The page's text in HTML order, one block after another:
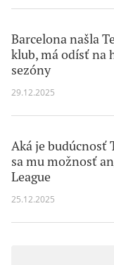
Barcelona našla
klub, má odísť na
sezóny
29.12.2025
Aká je budúcnosť
sa mu možnosť
League
25.12.2025